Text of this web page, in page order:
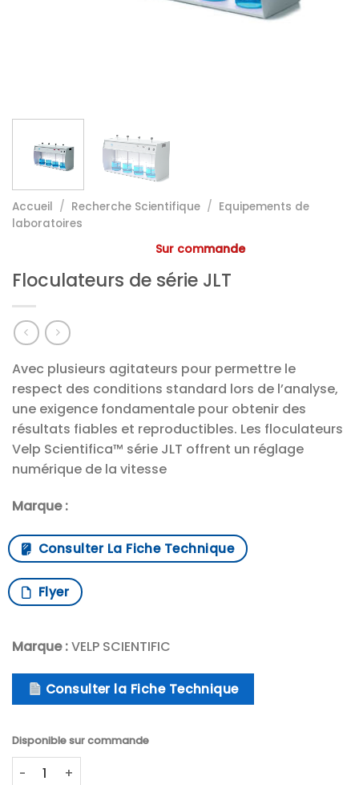
Accueil / Recherche Scientifique / Equipements de
laboratoires
Sur commande
Floculateurs de série JLT
Avec plusieurs agitateurs pour permettre le
respect des conditions standard lors de l’analyse,
une exigence fondamentale pour obtenir des
résultats fiables et reproductibles. Les floculateurs
Velp Scientifica™ série JLT offrent un réglage
numérique de la vitesse
Marque :
Consulter La Fiche Technique
Flyer
Marque :VELP SCIENTIFIC
Consulter la Fiche Technique
Disponible sur commande
quantité de Floculateurs de série JLT